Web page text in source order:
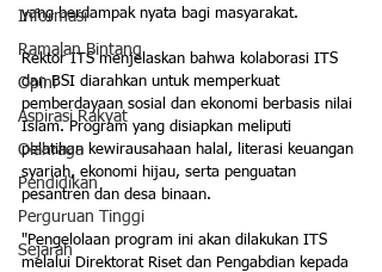
Informasi
Ramalan Bintang
Opini
Aspirasi Rakyat
Olahraga
Pendidikan
Perguruan Tinggi
Sejarah
yang berdampak nyata bagi masyarakat.
Rektor ITS menjelaskan bahwa kolaborasi ITS
dan BSI diarahkan untuk memperkuat
pemberdayaan sosial dan ekonomi berbasis nilai
Islam. Program yang disiapkan meliputi
pelatihan kewirausahaan halal, literasi keuangan
syariah, ekonomi hijau, serta penguatan
pesantren dan desa binaan.
"Pengelolaan program ini akan dilakukan ITS
melalui Direktorat Riset dan Pengabdian kepada